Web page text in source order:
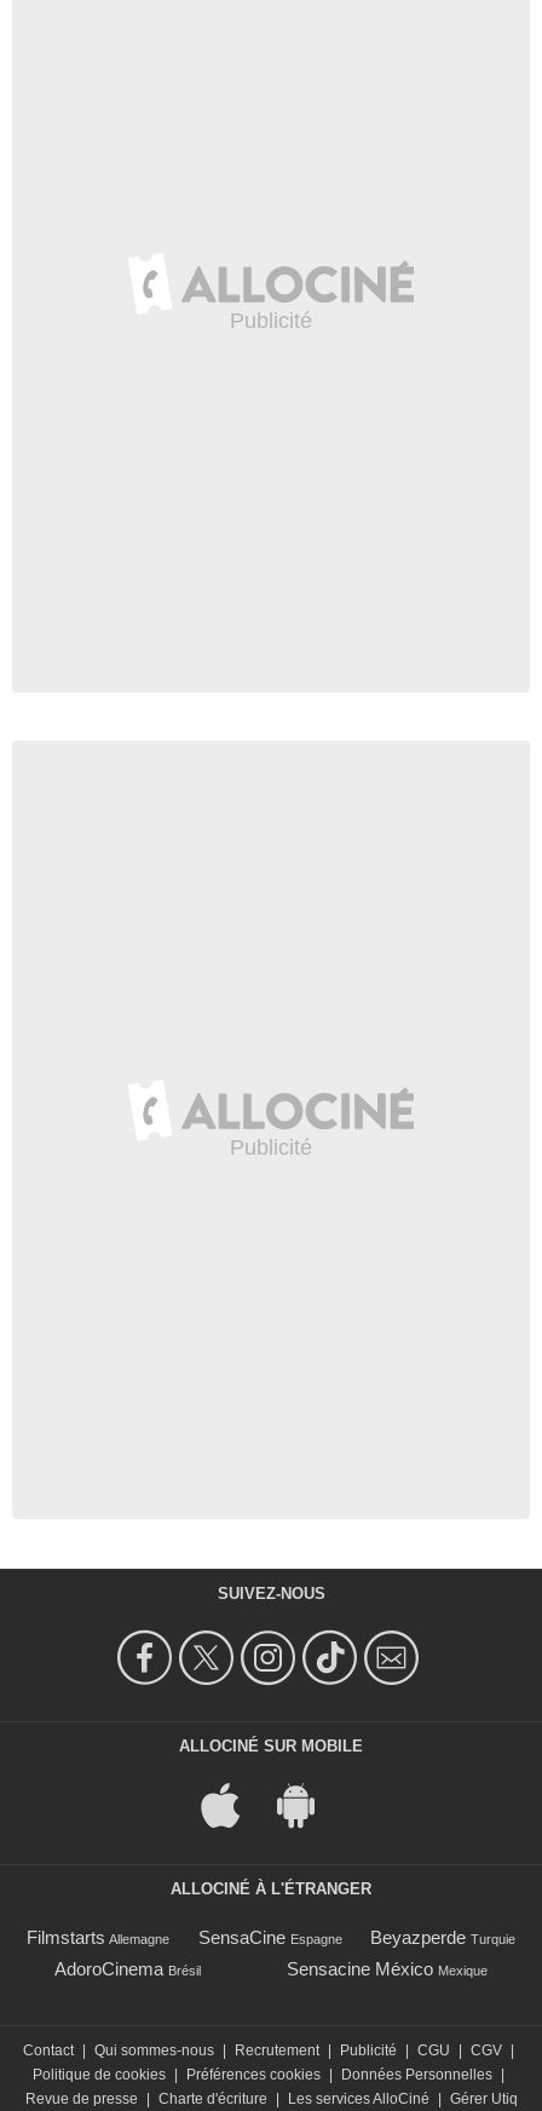
SUIVEZ-NOUS
ALLOCINÉ SUR MOBILE
ALLOCINÉ À L'ÉTRANGER
Filmstarts Allemagne SensaCine Espagne Beyazperde Turquie
AdoroCinema Brésil Sensacine México Mexique
Contact Qui sommes-nous Recrutement Publicité CGU CGV
Politique de cookies
Préférences cookies Données Personnelles
Revue de presse
Charte d'écriture Les services AlloCiné Gérer Utiq